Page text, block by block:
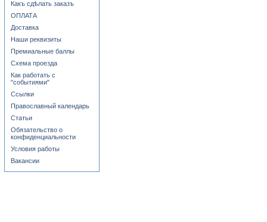
Какъ сдѣлать заказъ
ОПЛАТА
Доставка
Наши реквизиты
Премиальные баллы
Схема проезда
Как работать с
"событиями"
Ссылки
Православный календарь
Статьи
Обязательство о
конфиденциальности
Условия работы
Вакансии